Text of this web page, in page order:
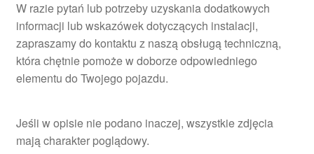
W razie pytań lub potrzeby uzyskania dodatkowych
informacji lub wskazówek dotyczących instalacji,
zapraszamy do kontaktu z naszą obsługą techniczną,
która chętnie pomoże w doborze odpowiedniego
elementu do Twojego pojazdu.
Jeśli w opisie nie podano inaczej, wszystkie zdjęcia
mają charakter poglądowy.